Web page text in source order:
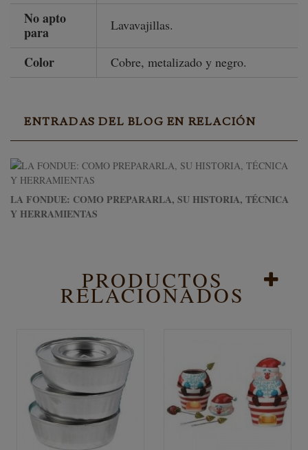
No apto
para
Lavavajillas.
Color Cobre, metalizado y negro.
ENTRADAS DEL BLOG EN RELACIÓN
LA FONDUE: COMO PREPARARLA, SU HISTORIA, TÉCNICA
Y HERRAMIENTAS
PRODUCTOS
RELACIONADOS